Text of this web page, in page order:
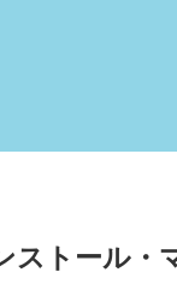
ストール・